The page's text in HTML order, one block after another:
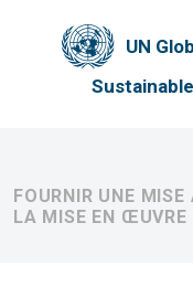
UN
FOURNIR UNE
LA MISE EN